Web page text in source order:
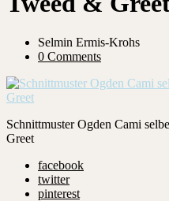
Selmin Ermis-Krohs
0 Comments
Schnittmuster Ogden Cami
Greet
facebook
twitter
pinterest